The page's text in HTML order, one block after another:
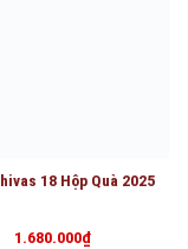
18 Hộp Quà 2025
1.680.000₫